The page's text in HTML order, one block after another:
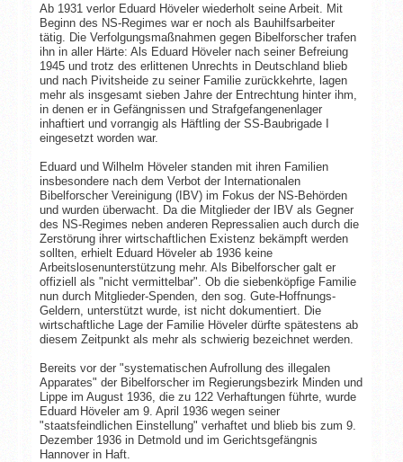
Ab 1931 verlor Eduard Höveler wiederholt seine Arbeit. Mit
Beginn des NS-Regimes war er noch als Bauhilfsarbeiter
tätig. Die Verfolgungsmaßnahmen gegen Bibelforscher trafen
ihn in aller Härte: Als Eduard Höveler nach seiner Befreiung
1945 und trotz des erlittenen Unrechts in Deutschland blieb
und nach Pivitsheide zu seiner Familie zurückkehrte, lagen
mehr als insgesamt sieben Jahre der Entrechtung hinter ihm,
in denen er in Gefängnissen und Strafgefangenenlager
inhaftiert und vorrangig als Häftling der SS-Baubrigade I
eingesetzt worden war.
Eduard und Wilhelm Höveler standen mit ihren Familien
insbesondere nach dem Verbot der Internationalen
Bibelforscher Vereinigung (IBV) im Fokus der NS-Behörden
und wurden überwacht. Da die Mitglieder der IBV als Gegner
des NS-Regimes neben anderen Repressalien auch durch die
Zerstörung ihrer wirtschaftlichen Existenz bekämpft werden
sollten, erhielt Eduard Höveler ab 1936 keine
Arbeitslosenunterstützung mehr. Als Bibelforscher galt er
offiziell als "nicht vermittelbar". Ob die siebenköpfige Familie
nun durch Mitglieder-Spenden, den sog. Gute-Hoffnungs-
Geldern, unterstützt wurde, ist nicht dokumentiert. Die
wirtschaftliche Lage der Familie Höveler dürfte spätestens ab
diesem Zeitpunkt als mehr als schwierig bezeichnet werden.
Bereits vor der "systematischen Aufrollung des illegalen
Apparates" der Bibelforscher im Regierungsbezirk Minden und
Lippe im August 1936, die zu 122 Verhaftungen führte, wurde
Eduard Höveler am 9. April 1936 wegen seiner
"staatsfeindlichen Einstellung" verhaftet und blieb bis zum 9.
Dezember 1936 in Detmold und im Gerichtsgefängnis
Hannover in Haft.